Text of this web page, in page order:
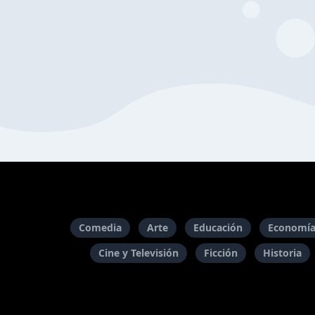
Comedia Arte Educación
Cine y Televisión
Ficción Historia